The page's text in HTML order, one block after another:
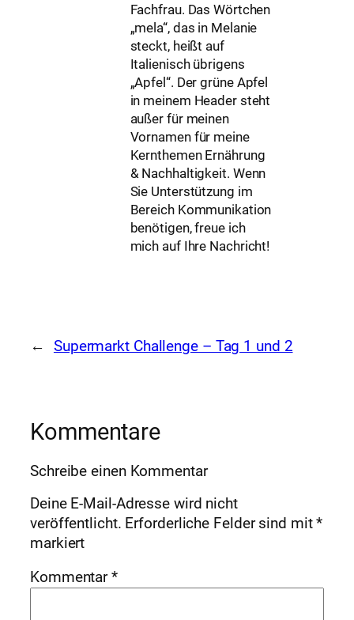
Fachfrau. Das Wörtchen
„mela“, das in Melanie
steckt, heißt auf
Italienisch übrigens
„Apfel“. Der grüne Apfel
in meinem Header steht
außer für meinen
Vornamen für meine
Kernthemen Ernährung
& Nachhaltigkeit. Wenn
Sie Unterstützung im
Bereich Kommunikation
benötigen, freue ich
mich auf Ihre Nachricht!
← Supermarkt Challenge – Tag 1 und 2
Kommentare
Schreibe einen Kommentar
Deine E-Mail-Adresse wird nicht
veröffentlicht. Erforderliche Felder sind mit*
markiert
Kommentar*